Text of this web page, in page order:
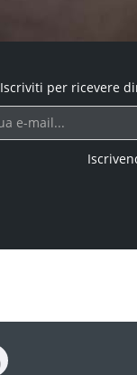
Iscriviti per ricevere